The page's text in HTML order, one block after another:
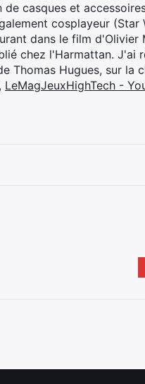
casques et
cosplayeur (Star
dans le film d'Olivier
chez l'Harmattan. J'ai
Thomas Hugues, sur la
, LeMagJeuxHighTech -